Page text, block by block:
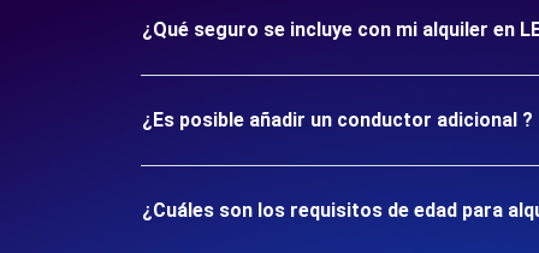
¿Qué seguro se incluye con mi alquiler en
¿Es posible añadir un conductor adicional ?
¿Cuáles son los requisitos de edad para